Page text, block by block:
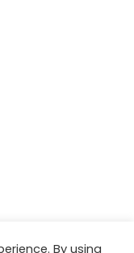
By using